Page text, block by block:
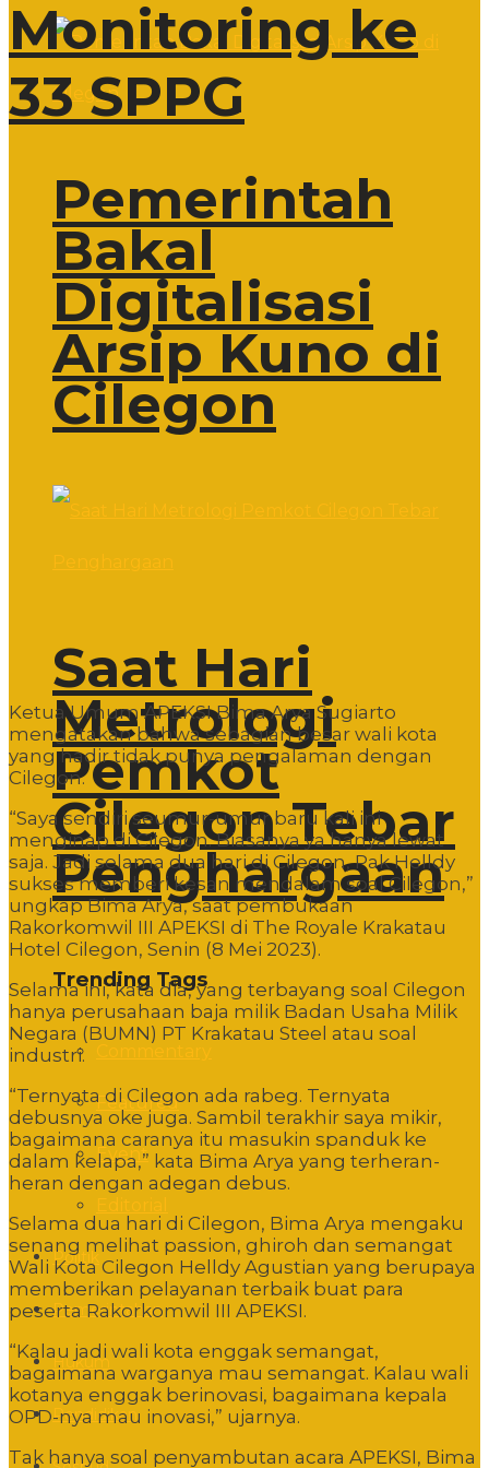
Pemerintah
Bakal
Digitalisasi
Arsip Kuno di
Cilegon
Saat Hari
Metrologi
Pemkot
Cilegon Tebar
Penghargaan
Trending Tags
Featured
Event
Politik
Pemerintahan
Hukum
Pendidikan
Monitoring ke
33 SPPG
Ketua Umum APEKSI Bima Arya Sugiarto
mengatakan bahwa sebagian besar wali kota
yang hadir tidak punya pengalaman dengan
Cilegon.
“Saya sendiri seumur-umur baru kali ini
menginap di Cilegon. Biasanya ya hanya lewat
saja. Jadi selama dua hari di Cilegon, Pak Helldy
sukses memberi kesan mendalam soal Cilegon,”
ungkap Bima Arya, saat pembukaan
Rakorkomwil III APEKSI di The Royale Krakatau
Hotel Cilegon, Senin (8 Mei 2023).
Selama ini, kata dia, yang terbayang soal Cilegon
hanya perusahaan baja milik Badan Usaha Milik
Negara (BUMN) PT Krakatau Steel atau soal
industri.
“Ternyata di Cilegon ada rabeg. Ternyata
debusnya oke juga. Sambil terakhir saya mikir,
bagaimana caranya itu masukin spanduk ke
dalam kelapa,” kata Bima Arya yang terheran-
heran dengan adegan debus.
Selama dua hari di Cilegon, Bima Arya mengaku
senang melihat passion, ghiroh dan semangat
Wali Kota Cilegon Helldy Agustian yang berupaya
memberikan pelayanan terbaik buat para
peserta Rakorkomwil III APEKSI.
“Kalau jadi wali kota enggak semangat,
bagaimana warganya mau semangat. Kalau wali
kotanya enggak berinovasi, bagaimana kepala
OPD-nya mau inovasi,” ujarnya.
Tak hanya soal penyambutan acara APEKSI, Bima